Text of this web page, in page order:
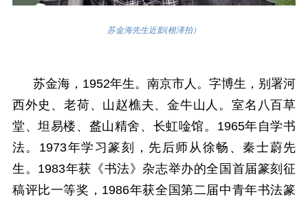
苏金海先生近影(根泽拍）
苏金海，1952年生。南京市人。字博生，别署河
西外史、老荷、山赵樵夫、金牛山人。室名八百草
堂、坦易楼、盋山精舍、长虹唫馆。1965年自学书
法。1973年学习篆刻，先后师从徐畅、秦士蔚先
生。1983年获《书法》杂志举办的全国首届篆刻征
稿评比一等奖，1986年获全国第二届中青年书法篆